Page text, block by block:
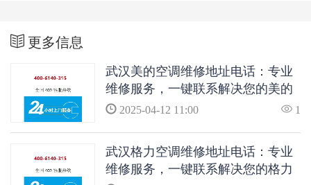
更多信息
武汉美的空调维修地址电话：专业
维修服务，一键联系解决您的美的
空调问题
2025-04-12 11:00 1
武汉格力空调维修地址电话：专业
维修服务，一键联系解决您的格力